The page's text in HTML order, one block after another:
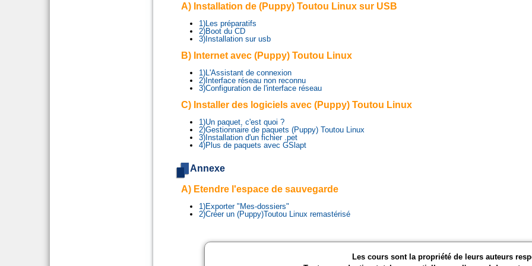
A) Installation de (Puppy) Toutou Linux sur USB
1)Les préparatifs
2)Boot du CD
3)Installation sur usb
B) Internet avec (Puppy) Toutou Linux
1)L'Assistant de connexion
2)Interface réseau non reconnu
3)Configuration de l'interface réseau
C) Installer des logiciels avec (Puppy) Toutou Linux
1)Un paquet, c'est quoi ?
2)Gestionnaire de paquets (Puppy) Toutou Linux
3)Installation d'un fichier .pet
4)Plus de paquets avec GSlapt
Annexe
A) Etendre l'espace de sauvegarde
1)Exporter "Mes-dossiers"
2)Créer un (Puppy)Toutou Linux remastérisé
Les cours sont la propriété de leurs auteurs